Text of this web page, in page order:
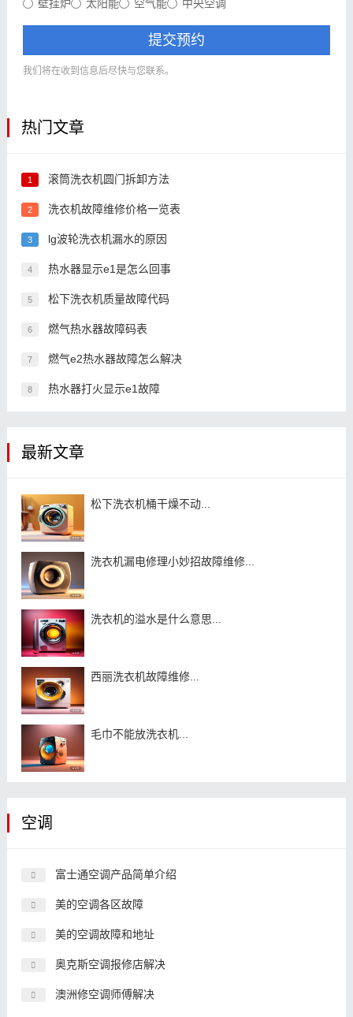
壁挂炉
太阳能 空气能 中央空调
提交预约
我们将在收到信息后尽快与您联系。
热门文章
1 滚筒洗衣机圆门拆卸方法
2 洗衣机故障维修价格一览表
3 lg波轮洗衣机漏水的原因
4 热水器显示e1是怎么回事
5 松下洗衣机质量故障代码
6 燃气热水器故障码表
7 燃气e2热水器故障怎么解决
8 热水器打火显示e1故障
最新文章
松下洗衣机桶干燥不动...
洗衣机漏电修理小妙招故障维修...
洗衣机的溢水是什么意思...
西丽洗衣机故障维修...
毛巾不能放洗衣机...
空调
富士通空调产品简单介绍
美的空调各区故障
美的空调故障和地址
奥克斯空调报修店解决
澳洲修空调师傅解决